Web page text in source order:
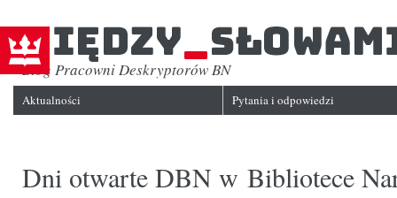
Między_słowami
Blog Pracowni Deskryptorów BN
Aktualności Pytania i odpowiedzi
Dni otwarte DBN w Bibliotece
Biblioteka
Narodowa